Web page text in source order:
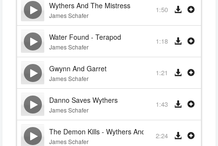
Wythers And The Mistress
James Schafer
1:50
Water Found - Terapod
James Schafer
1:18
Gwynn And Garret
James Schafer
1:21
Danno Saves Wythers
James Schafer
1:43
The Demon Kills - Wythers And Danno Sneaking
James Schafer
2:24